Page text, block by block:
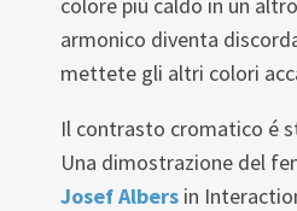
armonico diventa
mettete gli altri colori
Il contrasto cromatico é
Una dimostrazione del
Josef Albers in